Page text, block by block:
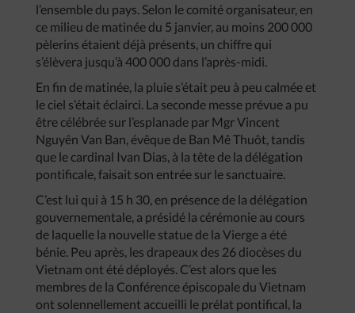
l’ensemble du pays. Selon le comité organisateur, en
ce milieu de matinée du 5 janvier, au moins 200 000
pèlerins étaient déjà présents, un chiffre qui
s’élèvera jusqu’à 400 000 dans l’après-midi.
En fin de matinée, la pluie s’était peu à peu calmée et
le ciel s’était éclairci. La seconde messe prévue a pu
être célébrée sur l’esplanade par Mgr Vincent
Nguyên Van Ban, évêque de Ban Mê Thuôt, tandis
que le cardinal Ivan Dias, à la tête de la délégation
pontificale, faisait son entrée sur le sanctuaire.
C’est lui qui à 15 h 30, en présence de la délégation
gouvernementale, a présidé la cérémonie au cours
de laquelle la nouvelle statue de la Vierge a été
bénie. Peu après, les drapeaux des 26 diocèses du
Vietnam ont été déployés. C’est alors que les
membres de la Conférence épiscopale du Vietnam
ont solennellement accueilli le prélat pontifical, la